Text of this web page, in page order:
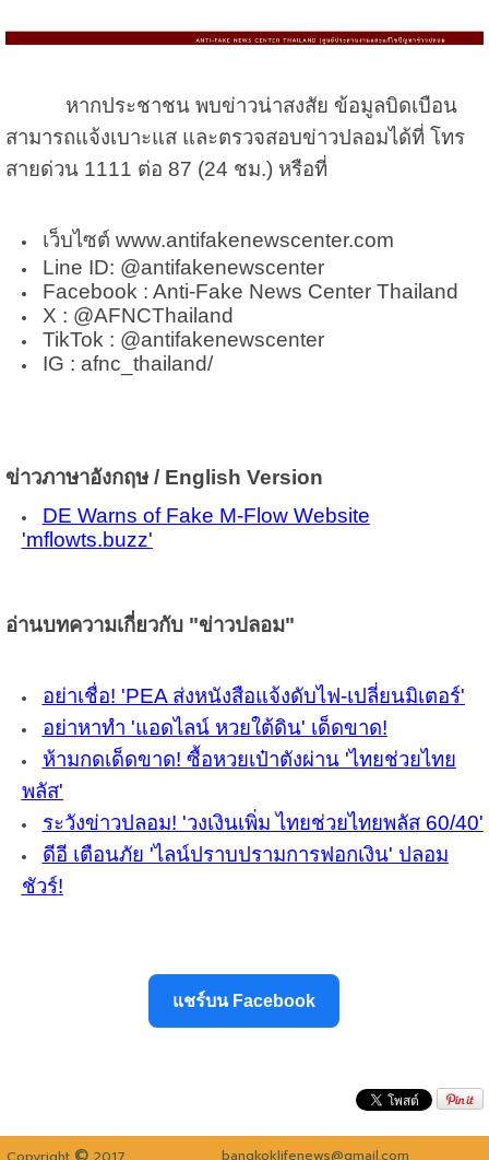
หากประชาชน พบข่าวน่าสงสัย ข้อมูลบิดเบือน
สามารถแจ้งเบาะแส และตรวจสอบข่าวปลอมได้ที่ โทร
สายด่วน 1111 ต่อ 87 (24 ชม.) หรือที่
เว็บไซต์ www.antifakenewscenter.com
Line ID: @antifakenewscenter
Facebook : Anti-Fake News Center Thailand
X : @AFNCThailand
TikTok : @antifakenewscenter
IG : afnc_thailand/
ข่าวภาษาอังกฤษ / English Version
DE Warns of Fake M-Flow Website
'mflowts.buzz'
อ่านบทความเกี่ยวกับ "ข่าวปลอม"
อย่าเชื่อ! 'PEA ส่งหนังสือแจ้งดับไฟ-เปลี่ยนมิเตอร์'
อย่าหาทำ 'แอดไลน์ หวยใต้ดิน' เด็ดขาด!
ห้ามกดเด็ดขาด! ซื้อหวยเป๋าตังผ่าน 'ไทยช่วยไทย
พลัส'
ระวังข่าวปลอม! 'วงเงินเพิ่ม ไทยช่วยไทยพลัส 60/40'
ดีอี เตือนภัย 'ไลน์ปราบปรามการฟอกเงิน' ปลอม
ชัวร์!
แชร์บน Facebook
bangkoklifenews@gmail.com